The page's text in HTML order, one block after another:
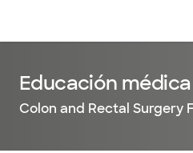
Educación
Colon and Rectal Surgery